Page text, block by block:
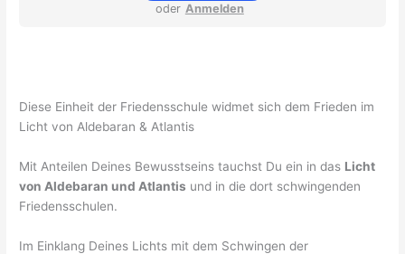
oder Anmelden
Diese Einheit der Friedensschule widmet sich dem Frieden im
Licht von Aldebaran & Atlantis
Mit Anteilen Deines Bewusstseins tauchst Du ein in das Licht
von Aldebaran und Atlantis und in die dort schwingenden
Friedensschulen.
Im Einklang Deines Lichts mit dem Schwingen der